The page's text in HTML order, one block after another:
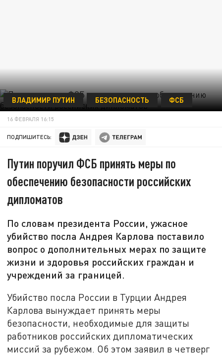
ВЛАДИМИР ПУТИН БЕЗОПАСНОСТЬ ФСБ
16 ФЕВРАЛЯ 16:15
ПОДПИШИТЕСЬ:
Путин поручил ФСБ принять меры по
обеспечению безопасности российских
дипломатов
По словам президента России, ужасное
убийство посла Андрея Карлова поставило
вопрос о дополнительных мерах по защите
жизни и здоровья российских граждан и
учреждений за границей.
Убийство посла России в Турции Андрея
Карлова вынуждает принять меры
безопасности, необходимые для защиты
работников российских дипломатических
миссий за рубежом. Об этом заявил в четверг